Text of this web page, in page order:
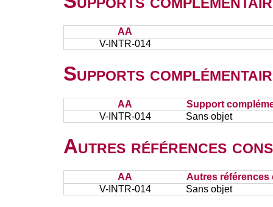
AA
V-INTR-014
Supports
AA
Support
V-INTR-014
Sans objet
Autres références
AA
Autres références
V-INTR-014
Sans objet